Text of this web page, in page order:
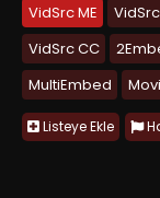
VidSrc ME VidSrc
VidSrc CC
MultiEmbed
Listeye Ekle